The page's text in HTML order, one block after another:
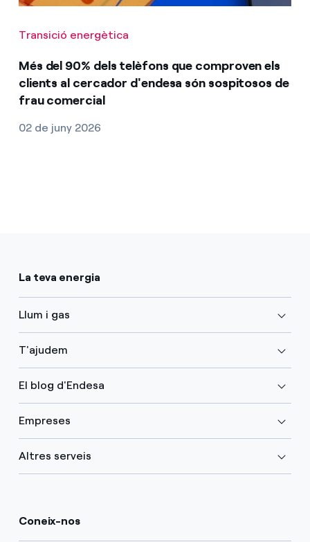
Transició energètica
Més del 90% dels telèfons que comproven els
clients al cercador d'endesa són sospitosos de
frau comercial
02 de juny 2026
La teva energia
Llum i gas
T'ajudem
El blog d'Endesa
Empreses
Altres serveis
Coneix-nos